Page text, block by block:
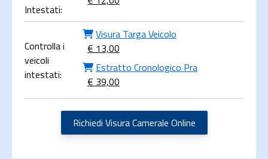
Intestati:
Controlla i
veicoli
intestati:
Visura Targa Veicolo
€ 13,00
Estratto Cronologico Pra
€ 39,00
Richiedi Visura Camerale Online